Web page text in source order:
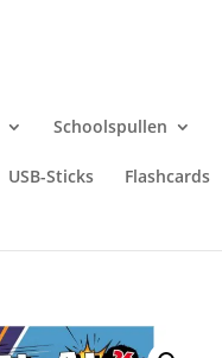
Schoolspullen
USB-Sticks Flashcards